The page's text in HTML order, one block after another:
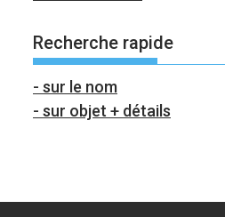
Recherche rapide
- sur le nom
- sur objet + détails